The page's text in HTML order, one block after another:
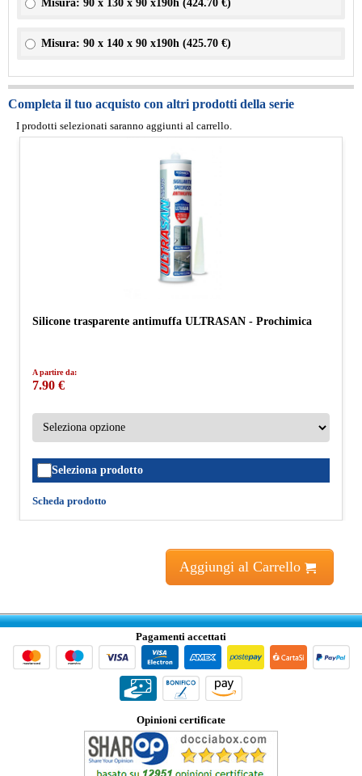
Misura: 90 x 130 x 90 x190h (424.70 €)
Misura: 90 x 140 x 90 x190h (425.70 €)
Completa il tuo acquisto con altri prodotti della serie
I prodotti selezionati saranno aggiunti al carrello.
Silicone trasparente antimuffa ULTRASAN - Prochimica
A partire da:
7.90 €
Seleziona prodotto
Scheda prodotto
Aggiungi al Carrello
Pagamenti accettati
Opinioni certificate